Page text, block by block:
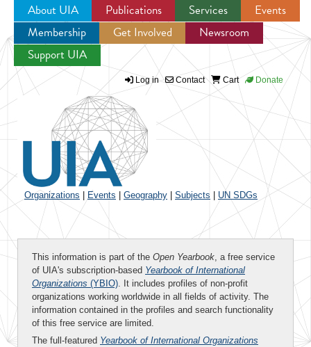
Jump to navigation
About UIA Publications Services
Events
Membership
Get Involved
Newsroom
Support UIA
Log in Contact Cart Donate
Organizations Events Geography Subjects UN SDGs
This information is part of the Open Yearbook, a free service
of UIA's subscription-based Yearbook of International
Organizations (YBIO). It includes profiles of non-profit
organizations working worldwide in all fields of activity. The
information contained in the profiles and search functionality
of this free service are limited.
The full-featured Yearbook of International Organizations